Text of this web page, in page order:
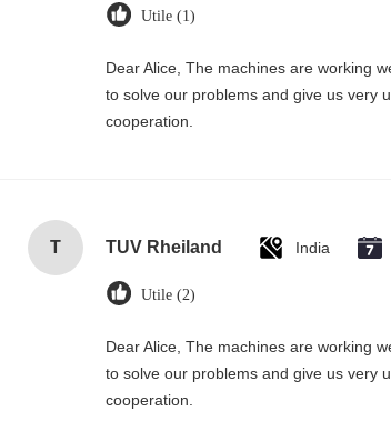
Utile (1)
Dear Alice, The machines are working
to solve our problems and give us very
cooperation.
T TUV Rheiland India
Utile (2)
Dear Alice, The machines are working
to solve our problems and give us very
cooperation.